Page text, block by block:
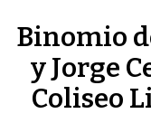
Binomio
y Jorge
Coliseo